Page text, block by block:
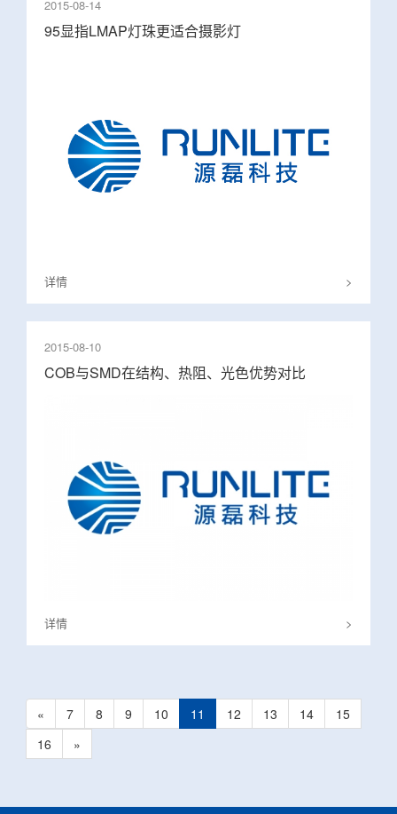
2015-08-14
95显指LMAP灯珠更适合摄影灯
详情 >
2015-08-10
COB与SMD在结构、热阻、光色优势对比
详情 >
« 7 8 9 10 11 12 13 14
15
16
»